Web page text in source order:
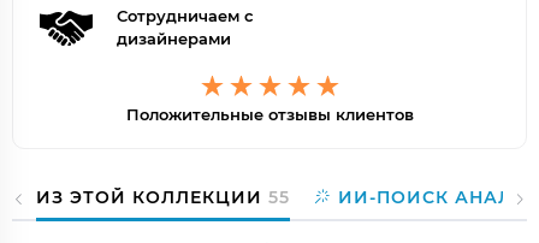
Сотрудничаем с
дизайнерами
Положительные отзывы клиентов
ИЗ ЭТОЙ КОЛЛЕКЦИИ 55 ИИ-ПОИСК